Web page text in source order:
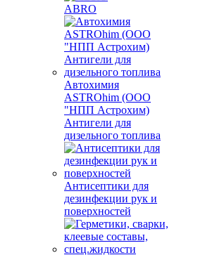
ABRO
Автохимия
ASTROhim (ООО
"НПП Астрохим)
Антигели для
дизельного топлива
Антисептики для
дезинфекции рук и
поверхностей